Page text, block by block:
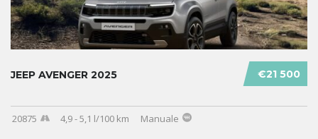
€21 500
JEEP AVENGER 2025
20875 4,9 - 5,1 l/100 km Manuale